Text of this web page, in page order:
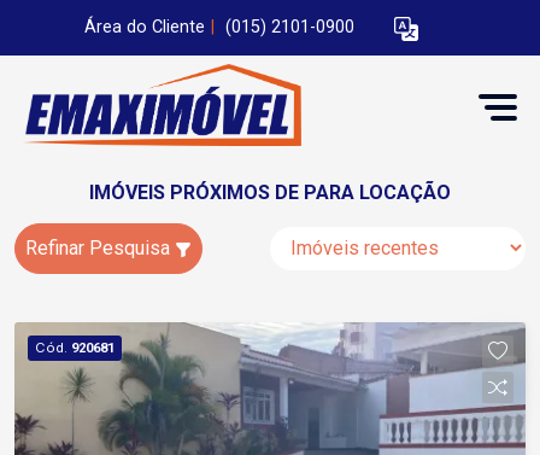
Área do Cliente (015) 2101-0900
IMÓVEIS PRÓXIMOS DE PARA LOCAÇÃO
Refinar Pesquisa
Cód. 920681